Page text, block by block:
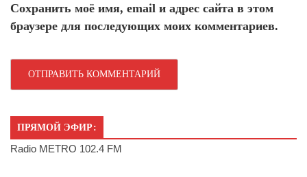
Сохранить моё имя, email и адрес сайта в этом
браузере для последующих моих комментариев.
ПРЯМОЙ ЭФИР:
Radio METRO 102.4 FM